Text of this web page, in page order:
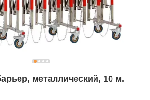
металлический, 10 м.